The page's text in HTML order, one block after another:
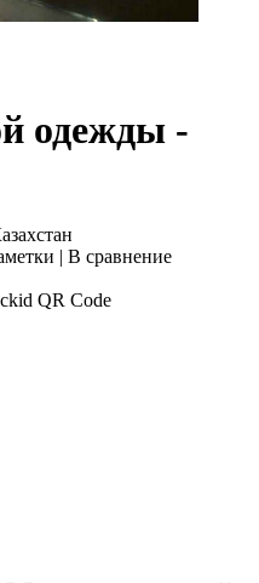
одежды -
| В сравнение